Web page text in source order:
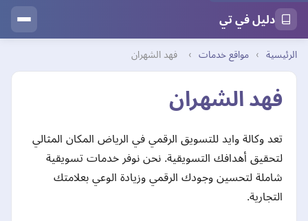
دليل في تي
الرئيسية › مواقع خدمات › فهد الشهران
فهد الشهران
تعد وكالة وايد للتسويق الرقمي في الرياض المكان المثالي
لتحقيق أهدافك التسويقية. نحن نوفر خدمات تسويقية
شاملة لتحسين وجودك الرقمي وزيادة الوعي بعلامتك
التجارية.